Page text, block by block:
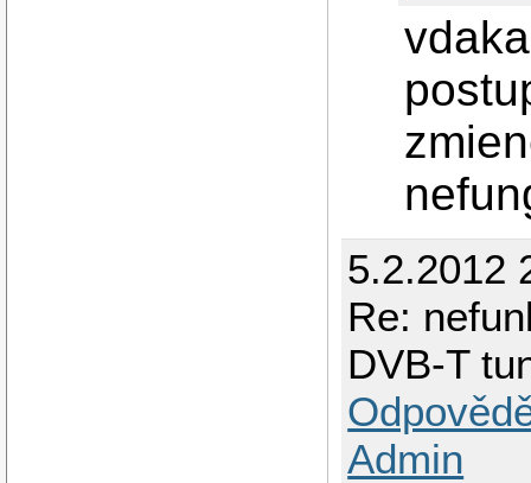
5.2.2012
Re:
DVB-T
Admin